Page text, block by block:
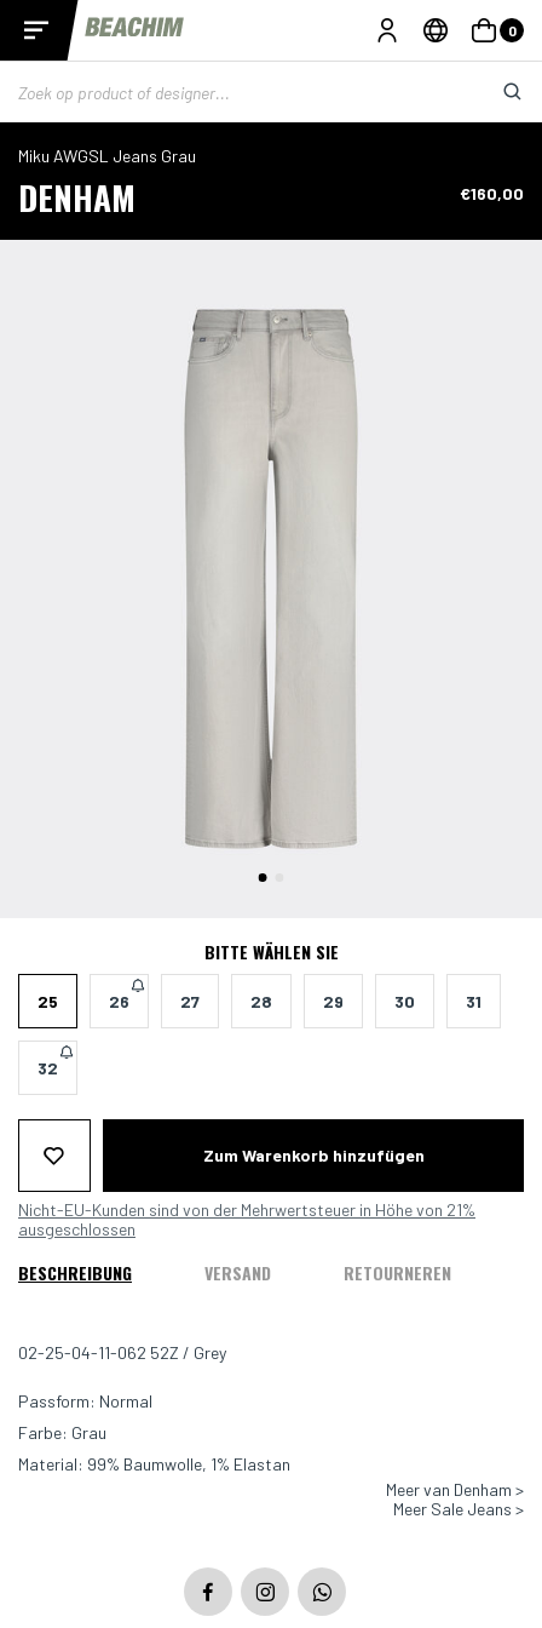
0
Miku AWGSL Jeans Grau
DENHAM €160,00
BITTE WÄHLEN SIE
25 26 27 28 29 30 31
32
Zum Warenkorb hinzufügen
Nicht-EU-Kunden sind von der Mehrwertsteuer in Höhe von 21%
ausgeschlossen
BESCHREIBUNG VERSAND RETOURNEREN
02-25-04-11-062 52Z / Grey
Passform: Normal
Farbe: Grau
Material: 99% Baumwolle, 1% Elastan
Meer van Denham >
Meer Sale Jeans >